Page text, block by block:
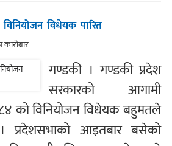
विधेयक पारित
गण्डकी । गण्डकी प्रदेश
सरकारको आगामी
को विनियोजन विधेयक बहुमतले
प्रदेशसभाको आइतबार बसेको